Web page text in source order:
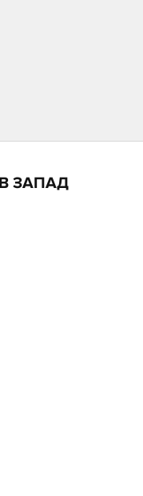
ЗАПАД